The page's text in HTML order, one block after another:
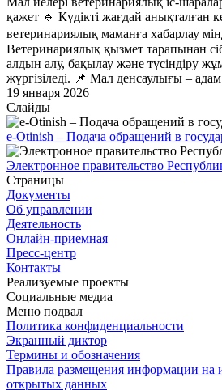
қажет 🔹 Күдікті жағдай анықталған
ветеринариялық маманға хабарлау
Ветеринариялық қызмет тарапынан
алдын алу, бақылау және түсіндіру
жүргізіледі. 📌 Мал денсаулығы – адам
19 января 2026
Слайды
e-Otinish – Подача обращений в
Электронное правительство
Страницы
Документы
Об управлении
Деятельность
Онлайн-приемная
Пресс-центр
Контакты
Реализуемые проекты
Социальные медиа
Меню подвал
Политика конфиденциальности
Экранный диктор
Термины и обозначения
Правила размещения информации на
открытых данных